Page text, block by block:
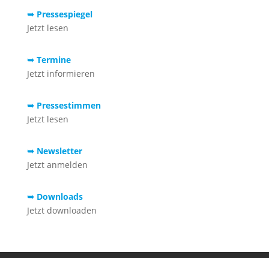
➥ Pressespiegel
Jetzt lesen
➥ Termine
Jetzt informieren
➥ Pressestimmen
Jetzt lesen
➥ Newsletter
Jetzt anmelden
➥ Downloads
Jetzt downloaden